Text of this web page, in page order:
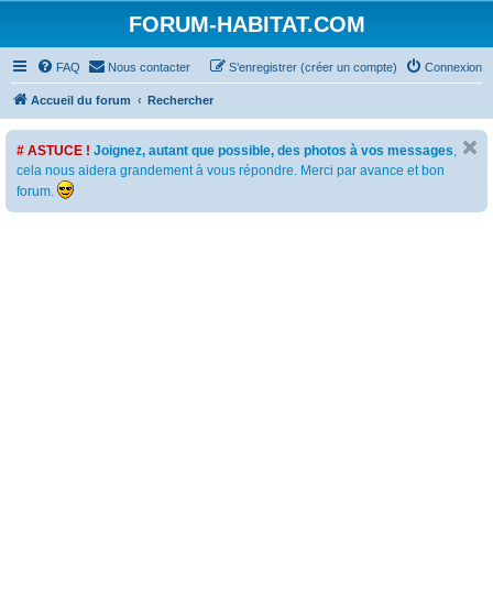
FORUM-HABITAT.COM
FAQ Nous contacter Connexion
S’enregistrer (créer un compte)
Accueil du forum Rechercher
# ASTUCE ! Joignez, autant que possible, des photos à vos messages,
cela nous aidera grandement à vous répondre. Merci par avance et bon
forum.